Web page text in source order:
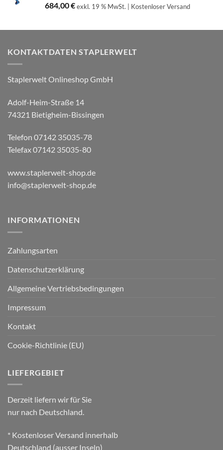
684,00€exkl. 19 % MwSt. | Kostenloser Versand
KONTAKTDATEN STAPLERWELT
Staplerwelt Onlineshop GmbH
Adolf-Heim-Straße 14
74321 Bietigheim-Bissingen
Telefon 07142 35035-78
Telefax 07142 35035-80
www.staplerwelt-shop.de
info@staplerwelt-shop.de
INFORMATIONEN
Zahlungsarten
Datenschutzerklärung
Allgemeine Vertriebsbedingungen
Impressum
Kontakt
Cookie-Richtlinie (EU)
LIEFERGEBIET
Derzeit liefern wir für Sie
nur nach Deutschland.
* Kostenloser Versand innerhalb
Deutschland (ausser Inseln)